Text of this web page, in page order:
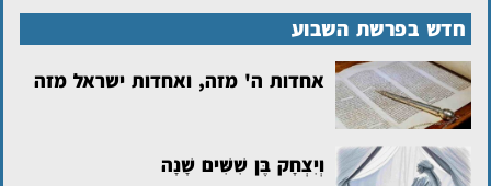
חדש בפרשת השבוע
אחדות ה' מזה, ואחדות ישראל מזה
וְיִצְחָק בֶּן שִׁשִּׁים שָׁנָה